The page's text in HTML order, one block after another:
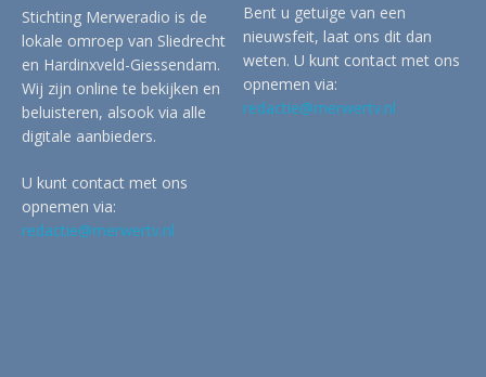
Stichting Merweradio is de
lokale omroep van Sliedrecht
en Hardinxveld-Giessendam.
Wij zijn online te bekijken en
beluisteren, alsook via alle
digitale aanbieders.
U kunt contact met ons
opnemen via:
redactie@merwertv.nl
Bent u getuige van een
nieuwsfeit, laat ons dit dan
weten. U kunt contact met ons
opnemen via:
redactie@merwertv.nl